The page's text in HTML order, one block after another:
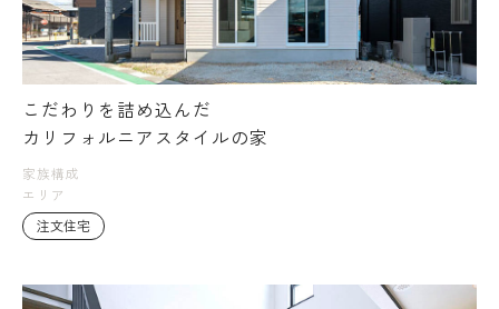
こだわりを詰め込んだ
カリフォルニアスタイルの家
家族構成
エリア
注文住宅